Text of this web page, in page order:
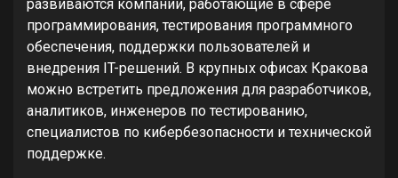
развиваются компании, работающие в сфере
программирования, тестирования программного
обеспечения, поддержки пользователей и
внедрения IT-решений. В крупных офисах Кракова
можно встретить предложения для разработчиков,
аналитиков, инженеров по тестированию,
специалистов по кибербезопасности и технической
поддержке.